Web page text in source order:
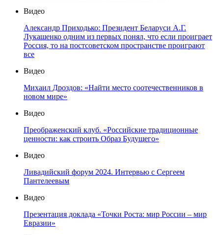
Видео
Александр Приходько: Президент Беларуси А.Г.
Лукашенко одним из первых понял, что если проиграет
Россия, то на постсоветском пространстве проиграют
все
Видео
Михаил Дроздов: «Найти место соотечественников в
новом мире»
Видео
Преображенский клуб. «Российские традиционные
ценности: как строить Образ Будущего»
Видео
Ливадийский форум 2024. Интервью с Сергеем
Пантелеевым
Видео
Презентация доклада «Точки Роста: мир России – мир
Евразии»